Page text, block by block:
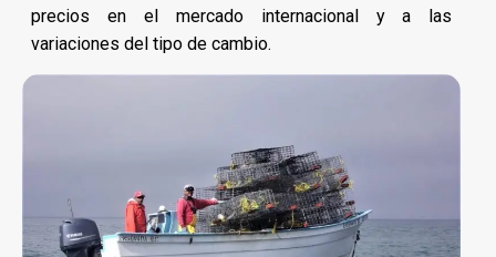
precios en el mercado internacional y a las
variaciones del tipo de cambio.